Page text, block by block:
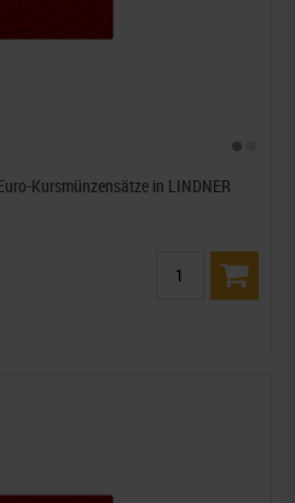
Kursmünzensätze in LINDNER